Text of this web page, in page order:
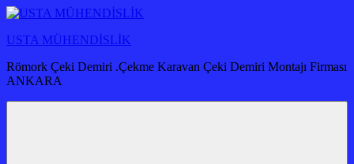
İçeriğe
USTA MÜHENDİSLİK
Römork Çeki Demiri .Çekme Karavan Çeki Demiri Montajı Firması
ANKARA